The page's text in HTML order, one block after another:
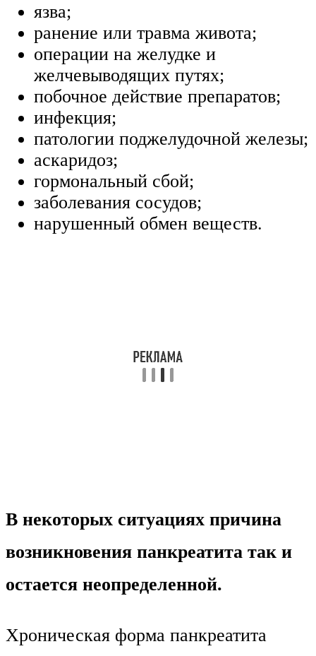
язва;
ранение или травма живота;
операции на желудке и
желчевыводящих путях;
побочное действие препаратов;
инфекция;
патологии поджелудочной железы;
аскаридоз;
гормональный сбой;
заболевания сосудов;
нарушенный обмен веществ.
В некоторых ситуациях причина
возникновения панкреатита так и
остается неопределенной.
Хроническая форма панкреатита